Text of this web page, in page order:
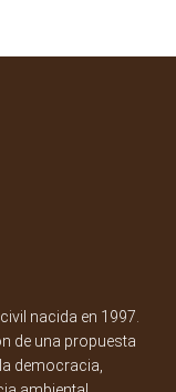
nacida en 1997.
de una propuesta
democracia,